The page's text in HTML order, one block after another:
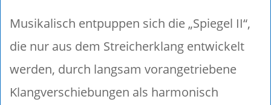
Musikalisch entpuppen sich die „Spiegel II“,
die nur aus dem Streicherklang entwickelt
werden, durch langsam vorangetriebene
Klangverschiebungen als harmonisch